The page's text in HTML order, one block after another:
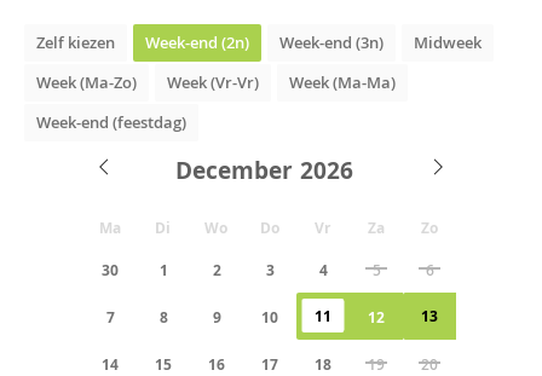
Zelf kiezen Week-end (2n) Week-end (3n)
Midweek
Week (Ma-Zo)
Week (Vr-Vr)
Week (Ma-Ma)
Week-end (feestdag)
December
Ma Di Wo Do Vr Za Zo
30 1 2 3 4 5 6
7 8 9 10 11 12 13
14 15 16 17 18 19 20